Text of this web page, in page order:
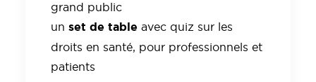
grand public
un set de table avec quiz sur les
droits en santé, pour professionnels et
patients